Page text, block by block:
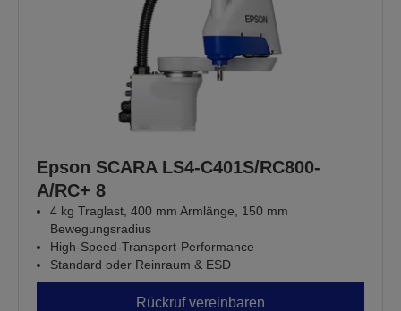
Epson SCARA LS4-C401S/RC800-
A/RC+ 8
4 kg Traglast, 400 mm Armlänge, 150 mm
Bewegungsradius
High-Speed-Transport-Performance
Standard oder Reinraum & ESD
Rückruf vereinbaren